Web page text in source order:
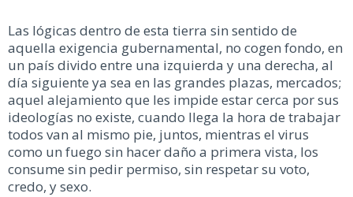
Las lógicas dentro de esta tierra sin sentido de
aquella exigencia gubernamental, no cogen fondo, en
un país divido entre una izquierda y una derecha, al
día siguiente ya sea en las grandes plazas, mercados;
aquel alejamiento que les impide estar cerca por sus
ideologías no existe, cuando llega la hora de trabajar
todos van al mismo pie, juntos, mientras el virus
como un fuego sin hacer daño a primera vista, los
consume sin pedir permiso, sin respetar su voto,
credo, y sexo.